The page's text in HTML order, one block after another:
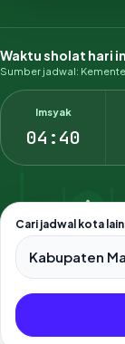
Waktu sholat hari
Sumber jadwal:
Imsyak
04:40
Cari jadwal kota lain
Pilih salah satu